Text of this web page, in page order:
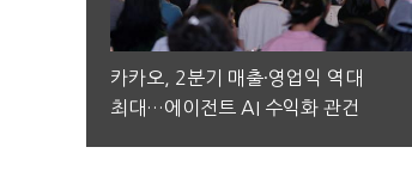
카카오, 2분기 매출·영업익 역대
최대…에이전트 AI 수익화 관건